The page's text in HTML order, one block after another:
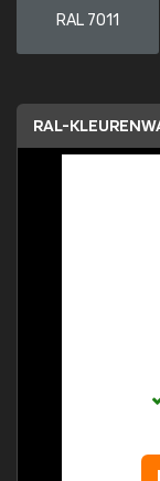
RAL 7011
RAL-